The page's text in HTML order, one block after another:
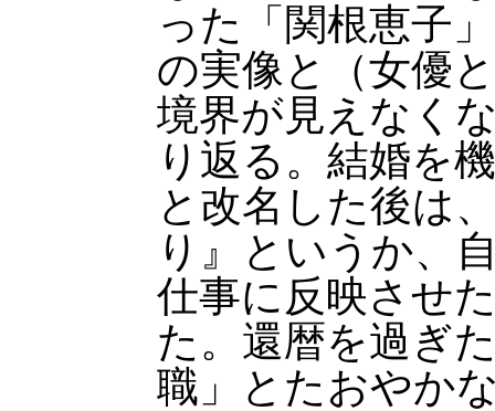
った「関根恵子
の実像と（女優
境界が見えなく
り返る。結婚を
と改名した後は
り』というか、
仕事に反映させ
た。還暦を過ぎ
職」とたおやか